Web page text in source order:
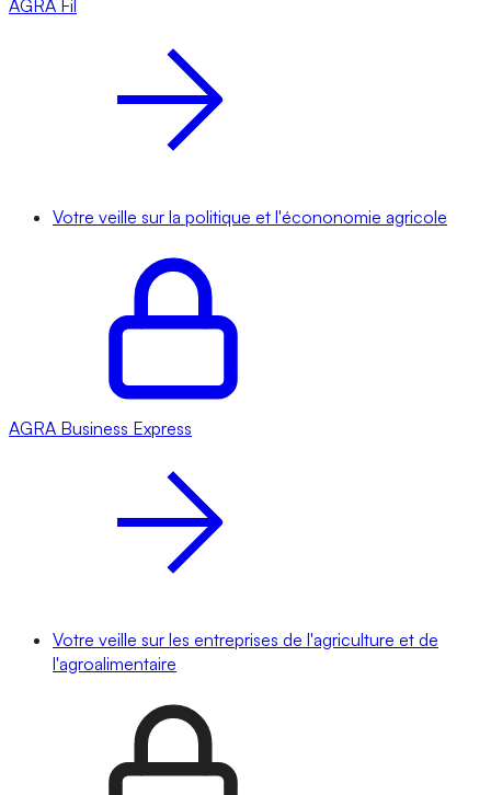
AGRA Fil
Votre veille sur la politique et l'écononomie agricole
AGRA Business Express
Votre veille sur les entreprises de l'agriculture et de
l'agroalimentaire